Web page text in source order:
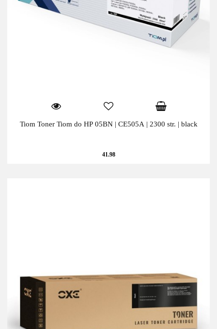
Tiom Toner Tiom do HP 05BN | CE505A | 2300 str. | black
41.98